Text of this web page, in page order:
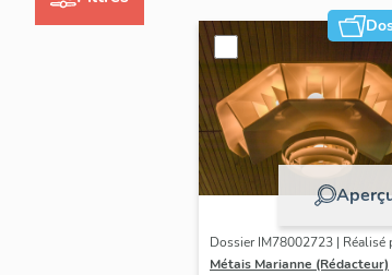
Dossier IM78002723 | Réalisé
Métais Marianne (Rédacteur)